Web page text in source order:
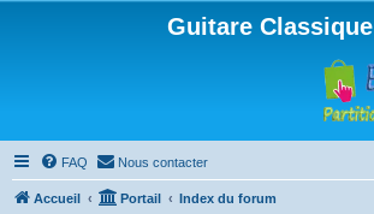
Guitare Classique
FAQ Nous contacter
Accueil Portail Index du forum